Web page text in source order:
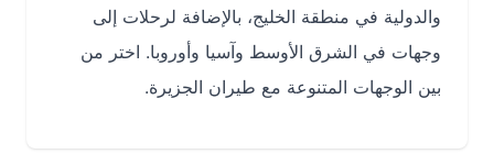
والدولية في منطقة الخليج، بالإضافة لرحلات إلى
وجهات في الشرق الأوسط وآسيا وأوروبا. اختر من
بين الوجهات المتنوعة مع طيران الجزيرة.